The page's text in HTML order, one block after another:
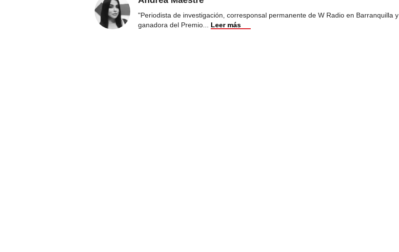
"Periodista de investigación, corresponsal permanente de W Radio en Barranquilla y
ganadora del Premio
Leer más